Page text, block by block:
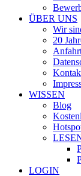
ÜBER UNS
Wir
20
WISSEN
Blog
LOGIN